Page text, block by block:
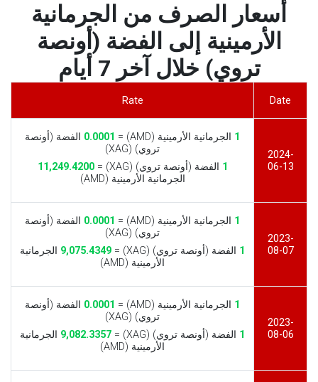
أسعار الصرف من الجرمانية
الأرمينية إلى الفضة (أونصة
تروي) خلال آخر 7 أيام
Date
Rate
2024-
06-13
1 الجرمانية الأرمينية (AMD) = 0.0001 الفضة (أونصة
تروي) (XAG)
1 الفضة (أونصة تروي) (XAG) =
11,249.4200
الجرمانية الأرمينية (AMD)
2023-
08-07
1 الجرمانية الأرمينية (AMD) = 0.0001 الفضة (أونصة
تروي) (XAG)
1 الفضة (أونصة تروي) (XAG) = 9,075.4349 الجرمانية
الأرمينية (AMD)
2023-
08-06
1 الجرمانية الأرمينية (AMD) = 0.0001 الفضة (أونصة
تروي) (XAG)
1 الفضة (أونصة تروي) (XAG) = 9,082.3357 الجرمانية
الأرمينية (AMD)